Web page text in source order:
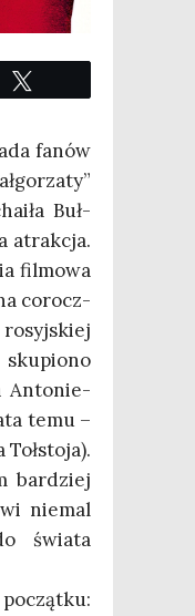
fanów
Buł­
atrak­cja.
fil­mo­wa
corocz­
Anto­nie­
temu –
bar­dziej
nie­mal
świa­ta